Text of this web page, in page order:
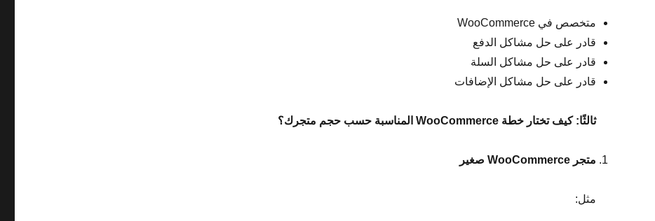
متخصص في WooCommerce
قادر على حل مشاكل الدفع
قادر على حل مشاكل السلة
قادر على حل مشاكل الإضافات
ثالثًا: كيف تختار خطة WooCommerce المناسبة حسب حجم متجرك؟
متجر WooCommerce صغير
مثل: